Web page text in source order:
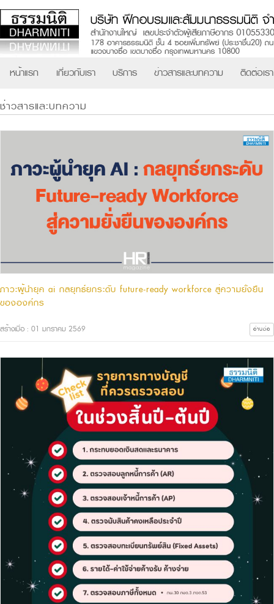
หน้าแรก เกี่ยวกับเรา บริการ ข่าวสารและบทความ ติดต่อเรา
ช่าวสารและบทความ
ภาวะผู้นำยุค ai กลยุทธ์ยกระดับ future-ready workforce สู่ความยั่งยืน
ขององค์กร
สร้างเมื่อ : 01 มกราคม 2569 อ่านต่อ